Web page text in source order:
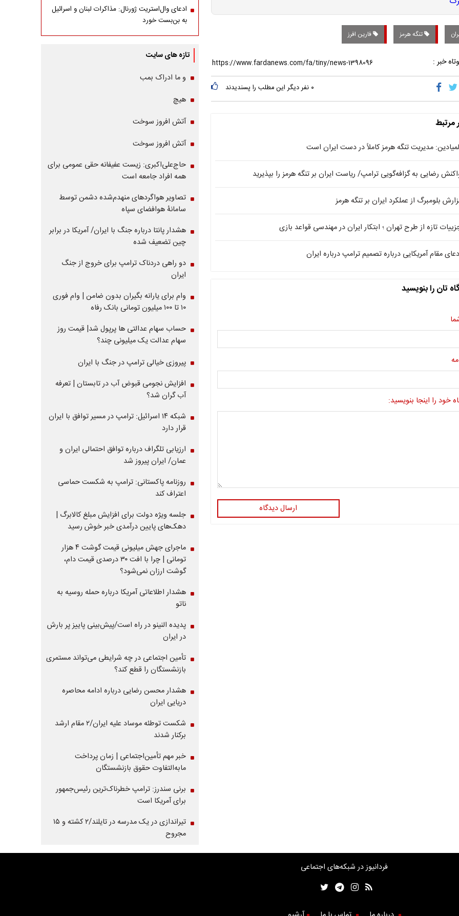
تنگه هرمز فارین افرز
خبر :
۰ نفر دیگر این مطلب را پسندیدند
مرتبط
مدیریت تنگه هرمز کاملاً در دست ایران است
رضایی به گزافه‌گویی ترامپ/ ریاست ایران بر تنگه هرمز را بپذیرید
بلومبرگ از عملکرد ایران بر تنگه هرمز
تازه از طرح تهران ؛ ابتکار ایران در مهندسی قواعد بازی
مقام آمریکایی درباره تصمیم ترامپ درباره ایران
تان را بنویسید
خود را اینجا بنویسید:
ارسال دیدگاه
ادعای وال‌استریت ژورنال: مذاکرات لبنان و اسرائیل
به بن‌بست خورد
تازه های سایت
و ما ادراک بمب
هیچ
آتش افروز سوخت
آتش افروز سوخت
حاج‌علی‌اکبری: زیست عفیفانه حقی عمومی برای
همه افراد جامعه است
تصاویر هواگردهای منهدم‌شده دشمن توسط
سامانۀ هوافضای سپاه
هشدار پانتا درباره جنگ با ایران/ آمریکا در برابر
چین تضعیف شده
دو راهی دردناک ترامپ برای خروج از جنگ
ایران
وام برای یارانه بگیران بدون ضامن | وام فوری
۱۰ تا ۱۰۰ میلیون تومانی بانک رفاه
حساب سهام عدالتی ها پرپول شد| قیمت روز
سهام عدالت یک میلیونی چند؟
پیروزی خیالی ترامپ در جنگ با ایران
افزایش نجومی قبوض آب در تابستان | تعرفه
آب گران شد؟
شبکه ۱۴ اسرائیل: ترامپ در مسیر توافق با ایران
قرار دارد
ارزیابی تلگراف درباره توافق احتمالی ایران و
عمان/ ایران پیروز شد
روزنامه پاکستانی: ترامپ به شکست حماسی
اعتراف کند
جلسه ویژه دولت برای افزایش مبلغ کالابرگ |
دهک‌های پایین درآمدی خبر خوش رسید
ماجرای جهش میلیونی قیمت گوشت ۴ هزار
تومانی | چرا با افت ۳۰ درصدی قیمت دام،
گوشت ارزان نمی‌شود؟
هشدار اطلاعاتی آمریکا درباره حمله روسیه به
ناتو
پدیده النینو در راه است/پیش‌بینی پاییز پر بارش
در ایران
تأمین اجتماعی در چه شرایطی می‌تواند مستمری
بازنشستگان را قطع کند؟
هشدار محسن رضایی درباره ادامه محاصره
دریایی ایران
شکست توطئه موساد علیه ایران/۲ مقام‌ ارشد
برکنار شدند
خبر مهم تأمین‌اجتماعی | زمان پرداخت
مابه‌التفاوت حقوق بازنشستگان
برنی سندرز: ترامپ خطرناک‌ترین رئیس‌جمهور
برای آمریکا است
تیراندازی در یک مدرسه در تایلند/۲ کشته و ۱۵
مجروح
فردانیوز در شبکه‌های اجتماعی